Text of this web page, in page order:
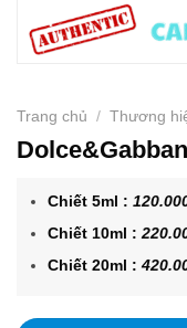
Trang chủ / Thương
Chiết 5ml :
Chiết 10ml :
Chiết 20ml :